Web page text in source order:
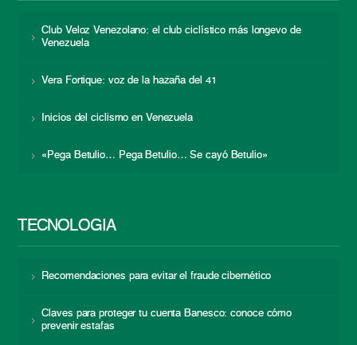
Club Veloz Venezolano: el club ciclístico más longevo de
Venezuela
Vera Fortique: voz de la hazaña del 41
Inicios del ciclismo en Venezuela
«Pega Betulio… Pega Betulio… Se cayó Betulio»
TECNOLOGÍA
Recomendaciones para evitar el fraude cibernético
Claves para proteger tu cuenta Banesco: conoce cómo
prevenir estafas